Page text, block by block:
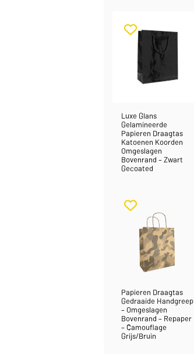
Luxe Glans
Gelamineerde
Papieren Draagtas
Katoenen Koorden
Omgeslagen
Bovenrand – Zwart
Gecoated
Papieren Draagtas
Gedraaide Handgreep
– Omgeslagen
Bovenrand – Repaper
– Camouflage
Grijs/Bruin